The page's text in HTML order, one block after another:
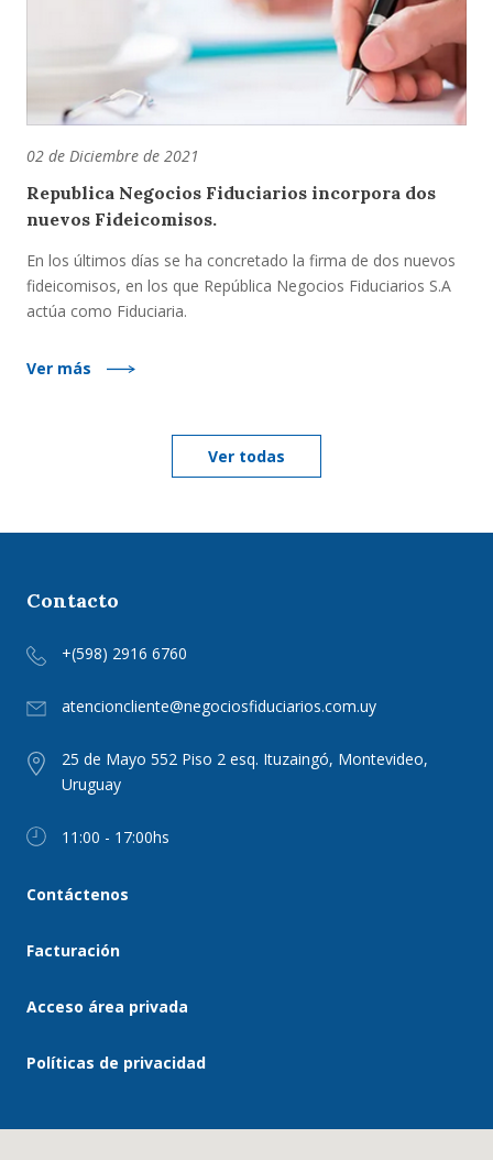
02 de Diciembre de 2021
Republica Negocios Fiduciarios incorpora dos
nuevos Fideicomisos.
En los últimos días se ha concretado la firma de dos nuevos
fideicomisos, en los que República Negocios Fiduciarios S.A
actúa como Fiduciaria.
Ver más
Ver todas
Contacto
+(598) 2916 6760
atencioncliente@negociosfiduciarios.com.uy
25 de Mayo 552 Piso 2 esq. Ituzaingó, Montevideo,
Uruguay
11:00 - 17:00hs
Contáctenos
Facturación
Acceso área privada
Políticas de privacidad